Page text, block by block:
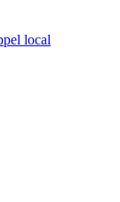
local